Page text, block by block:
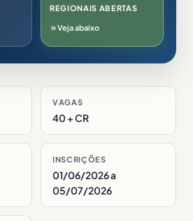
REGIONAIS ABERTAS
Veja abaixo
VAGAS
40 + CR
INSCRIÇÕES
01/06/2026 a
05/07/2026